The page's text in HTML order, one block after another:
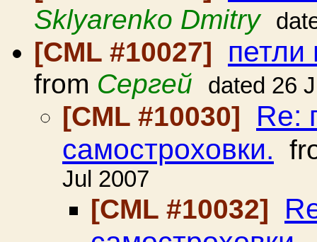
Sklyarenko Dmitry
[CML #10027] петли
from Сергей dated 26
[CML #10030]
Re:
самостроховки.
Jul 2007
[CML #10032]